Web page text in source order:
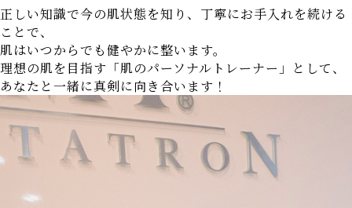
正しい知識で今の肌状態を知り、丁寧にお手入れを続ける
ことで、
肌はいつからでも健やかに整います。
理想の肌を目指す「肌のパーソナルトレーナー」として、
あなたと一緒に真剣に向き合います！